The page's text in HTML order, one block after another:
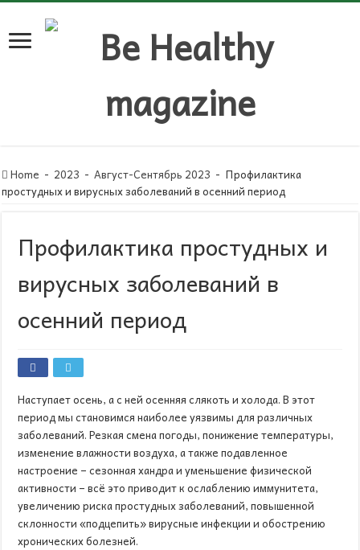
Home - 2023 - Август-Сентябрь 2023 - Профилактика
простудных и вирусных заболеваний в осенний период
Профилактика простудных и
вирусных заболеваний в
осенний период
Наступает осень, а с ней осенняя слякоть и холода. В этот
период мы становимся наиболее уязвимы для различных
заболеваний. Резкая смена погоды, понижение температуры,
изменение влажности воздуха, а также подавленное
настроение – сезонная хандра и уменьшение физической
активности – всё это приводит к ослаблению иммунитета,
увеличению риска простудных заболеваний, повышенной
склонности «подцепить» вирусные инфекции и обострению
хронических болезней.